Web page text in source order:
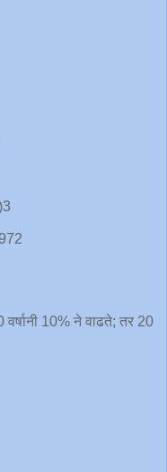
10% ने वाढते; तर 20